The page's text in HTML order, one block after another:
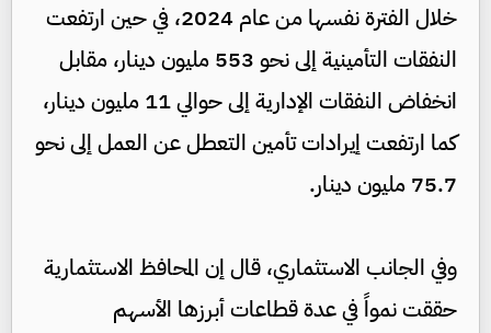
خلال الفترة نفسها من عام 2024، في حين ارتفعت
النفقات التأمينية إلى نحو 553 مليون دينار، مقابل
انخفاض النفقات الإدارية إلى حوالي 11 مليون دينار،
كما ارتفعت إيرادات تأمين التعطل عن العمل إلى نحو
75.7 مليون دينار.
وفي الجانب الاستثماري، قال إن المحافظ الاستثمارية
حققت نمواً في عدة قطاعات أبرزها الأسهم